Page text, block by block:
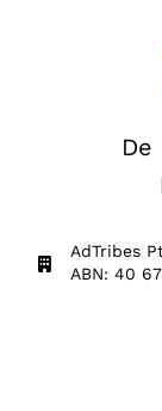
AdTribes
ABN: 40